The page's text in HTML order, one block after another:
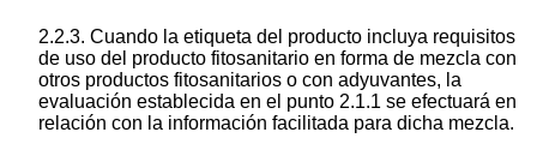
2.2.3. Cuando la etiqueta del producto incluya requisitos
de uso del producto fitosanitario en forma de mezcla con
otros productos fitosanitarios o con adyuvantes, la
evaluación establecida en el punto 2.1.1 se efectuará en
relación con la información facilitada para dicha mezcla.